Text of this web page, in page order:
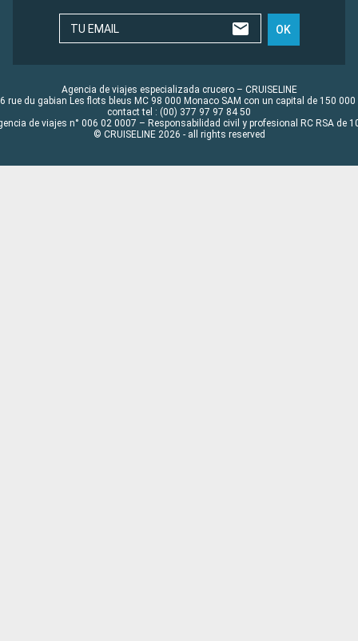
TU EMAIL OK
Agencia de viajes especializada crucero – CRUISELINE
rue du gabian Les flots bleus MC 98 000 Monaco SAM con un capital de 150 000
contact tel : (00) 377 97 97 84 50
de viajes n° 006 02 0007 – Responsabilidad civil y profesional RC RSA de
© CRUISELINE 2026 - all rights reserved